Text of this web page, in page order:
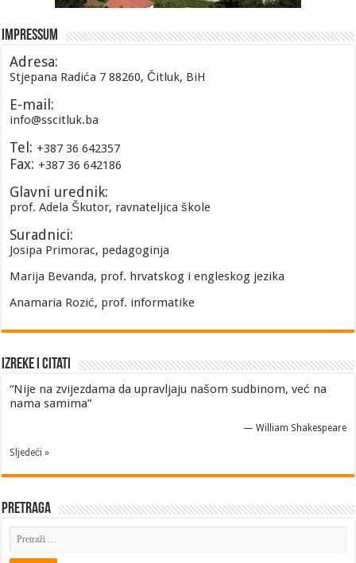
Impressum
Adresa:
Stjepana Radića 7 88260, Čitluk, BiH
E-mail:
info@sscitluk.ba
Tel: +387 36 642357
Fax: +387 36 642186
Glavni urednik:
prof. Adela Škutor, ravnateljica škole
Suradnici:
Josipa Primorac, pedagoginja
Marija Bevanda, prof. hrvatskog i engleskog jezika
Anamaria Rozić, prof. informatike
Izreke i Citati
“Nije na zvijezdama da upravljaju našom sudbinom, već na
nama samima”
— William Shakespeare
Sljedeći »
Pretraga